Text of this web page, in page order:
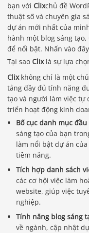
bạn với Clixchủ đề
thuật số và chuyên gia
dự án mới nhất của
hành một blog sáng tạo,
để nổi bật. Nhấn vào
Tại sao Clixlà sự lựa
Clixkhông chỉ là một
tảng đầy đủ tính năng
tạo và người làm việc tự
triển hoạt động kinh
Bố cục danh mục
sáng tạo của bạn
làm nổi bật dự án
tiềm năng.
Tích hợp danh sách
các cơ hội việc làm
website, giúp việc
nghiệp.
Tính năng blog sáng
về ngành, cập nhật